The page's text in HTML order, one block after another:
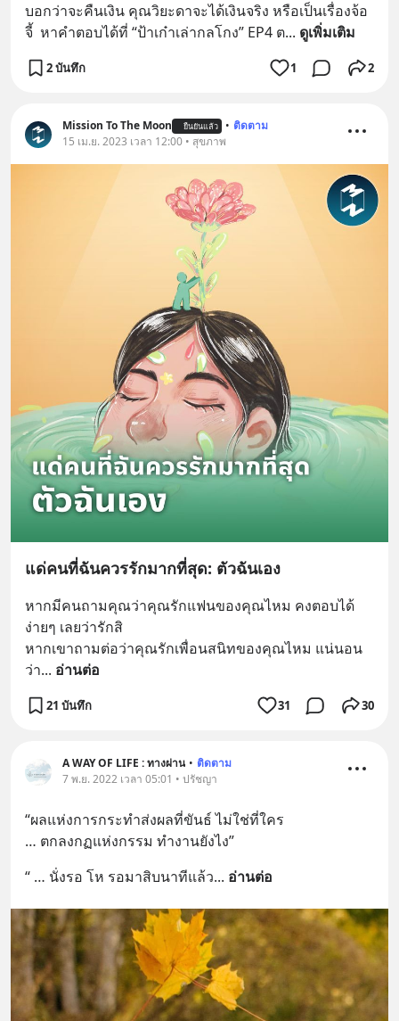
บอกว่าจะคืนเงิน คุณวิยะดาจะได้เงินจริง หรือเป็นเรื่องจ้อ
จี้  หาคำตอบได้ที่ “ป้าเก๋าเล่ากลโกง” EP4 ต... ดูเพิ่มเติม
2 บันทึก 1 2
Mission To The Moon ยืนยันแล้ว • ติดตาม
15 เม.ย. 2023 เวลา 12:00 • สุขภาพ
แด่คนที่ฉันควรรักมากที่สุด: ตัวฉันเอง
หากมีคนถามคุณว่าคุณรักแฟนของคุณไหม คงตอบได้
ง่ายๆ เลยว่ารักสิ
หากเขาถามต่อว่าคุณรักเพื่อนสนิทของคุณไหม แน่นอน
ว่า... อ่านต่อ
21 บันทึก 31 30
A WAY OF LIFE : ทางผ่าน • ติดตาม
7 พ.ย. 2022 เวลา 05:01 • ปรัชญา
“ผลแห่งการกระทำส่งผลที่ขันธ์ ไม่ใช่ที่ใคร
… ตกลงกฏแห่งกรรม ทำงานยังไง”
“ … นั่งรอ โห รอมาสิบนาทีแล้ว... อ่านต่อ